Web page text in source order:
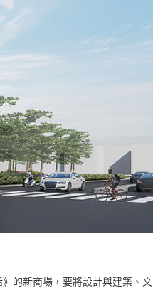
的新商場，要將設計與建築、文